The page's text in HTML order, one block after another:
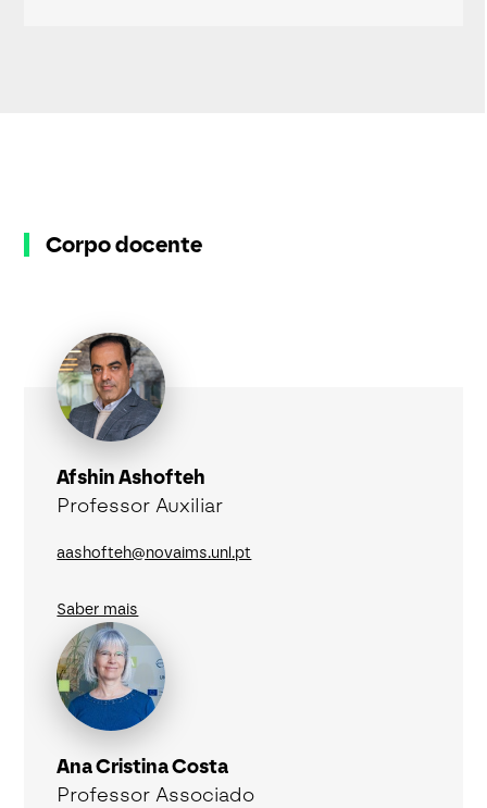
Corpo docente
Afshin Ashofteh
Professor Auxiliar
aashofteh@novaims.unl.pt
Saber mais
Ana Cristina Costa
Professor Associado